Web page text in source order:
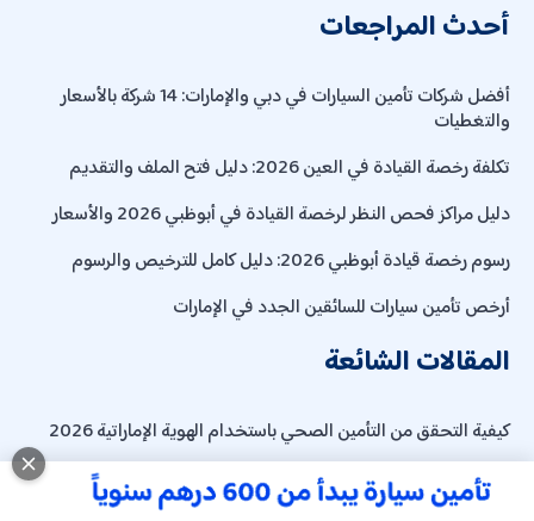
المقالات الشائعة
كيفية التحقق من التأمين الصحي باستخدام الهوية الإماراتية 2026
رسوم رخصة قيادة أبوظبي 2026: دليل كامل للترخيص والرسوم
أحدث المراجعات
أفضل شركات تأمين السيارات في دبي والإمارات: 14 شركة بالأسعار
والتغطيات
تكلفة رخصة القيادة في العين 2026: دليل فتح الملف والتقديم
دليل مراكز فحص النظر لرخصة القيادة في أبوظبي 2026 والأسعار
رسوم رخصة قيادة أبوظبي 2026: دليل كامل للترخيص والرسوم
أرخص تأمين سيارات للسائقين الجدد في الإمارات